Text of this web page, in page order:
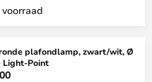
plafondlamp, zwart/wit, Ø
Light-Point